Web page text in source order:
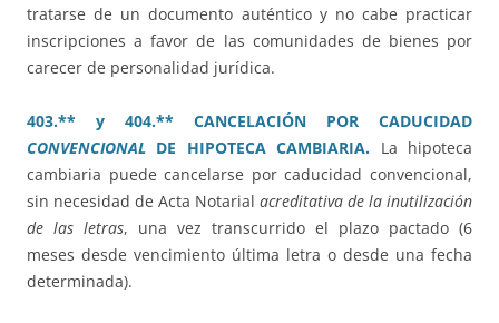
tratarse de un documento auténtico y no cabe practicar
inscripciones a favor de las comunidades de bienes por
carecer de personalidad jurídica.
403.** y 404.** CANCELACIÓN POR CADUCIDAD
CONVENCIONAL DE HIPOTECA CAMBIARIA. La hipoteca
cambiaria puede cancelarse por caducidad convencional,
sin necesidad de Acta Notarial acreditativa de la inutilización
de las letras, una vez transcurrido el plazo pactado (6
meses desde vencimiento última letra o desde una fecha
determinada).